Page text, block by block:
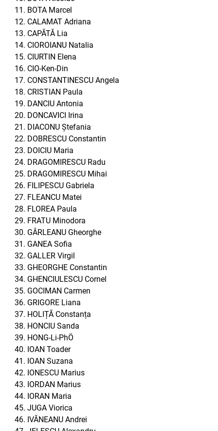
BOTA Marcel
CALAMAT Adriana
CAPĂTĂ Lia
CIOROIANU Natalia
CIURTIN Elena
CIO-Ken-Din
CONSTANTINESCU Angela
CRISTIAN Paula
DANCIU Antonia
DONCAVICI Irina
DIACONU Ștefania
DOBRESCU Constantin
DOICIU Maria
DRAGOMIRESCU Radu
DRAGOMIRESCU Mihai
FILIPESCU Gabriela
FLEANCU Matei
FLOREA Paula
FRATU Minodora
GÂRLEANU Gheorghe
GANEA Sofia
GALLER Virgil
GHEORGHE Constantin
GHENCIULESCU Cornel
GOCIMAN Carmen
GRIGORE Liana
HOLIȚĂ Constanța
HONCIU Sanda
HONG-Li-PhÖ
IOAN Toader
IOAN Suzana
IONESCU Marius
IORDAN Marius
IORAN Maria
JUGA Viorica
IVĂNEANU Andrei